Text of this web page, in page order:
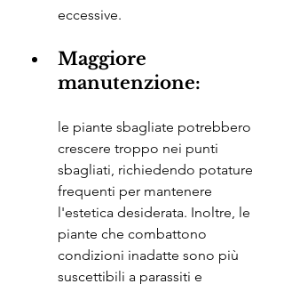
eccessive.
Maggiore
manutenzione:
le piante sbagliate potrebbero
crescere troppo nei punti
sbagliati, richiedendo potature
frequenti per mantenere
l'estetica desiderata. Inoltre, le
piante che combattono
condizioni inadatte sono più
suscettibili a parassiti e